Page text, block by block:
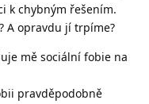
k chybným řešením.
A opravdu jí trpíme?
mě sociální fobie na
pravděpodobně